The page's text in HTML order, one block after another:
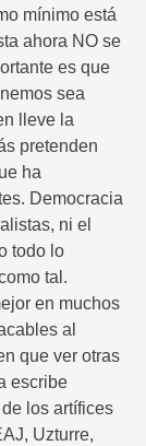
mínimo está
ahora NO se
es que
sea
lleve la
pretenden
ha
Democracia
ni el
todo lo
tal.
en muchos
al
que ver otras
escribe
los artífices
Uzturre,